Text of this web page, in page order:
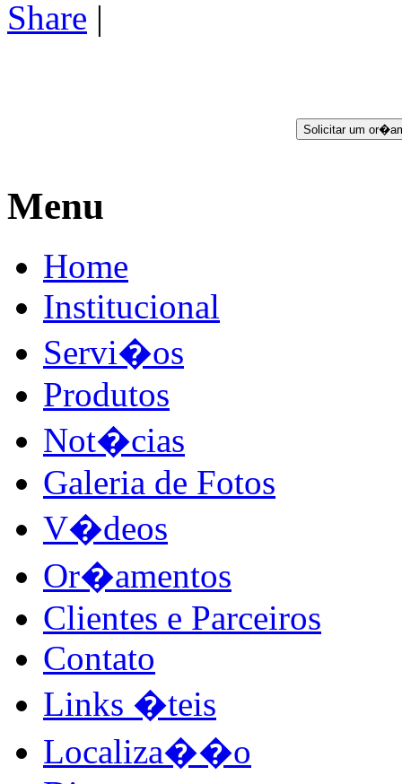
Share |
Menu
Home
Institucional
Servi�os
Produtos
Not�cias
Galeria de Fotos
V�deos
Or�amentos
Clientes e Parceiros
Contato
Links �teis
Localiza��o